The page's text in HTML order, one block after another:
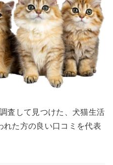
査して見つけた、犬猫生活
れた方の良い口コミを代表